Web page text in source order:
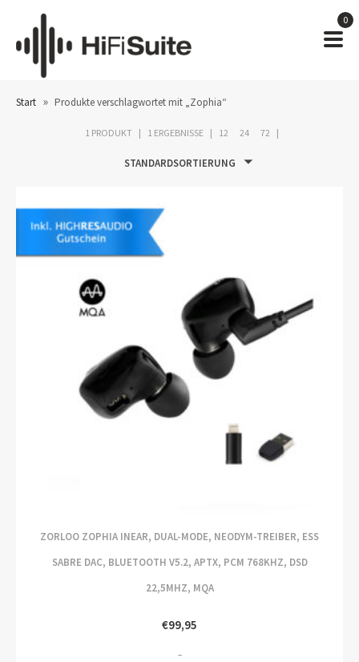
0
Start » Produkte verschlagwortet mit „Zophia“
1 PRODUKT 1 ERGEBNISSE 12 24 72
STANDARDSORTIERUNG
ZORLOO ZOPHIA INEAR, DUAL-MODE, NEODYM-TREIBER, ESS
SABRE DAC, BLUETOOTH V5.2, APTX, PCM 768KHZ, DSD
22,5MHZ, MQA
€99,95
–